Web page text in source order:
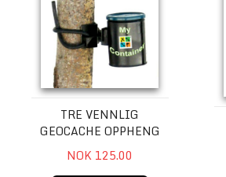
TRE VENNLIG
GEOCACHE OPPHENG
NOK 125.00